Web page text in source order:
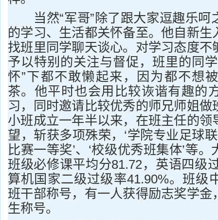
当然“军哥”除了跟大家逗趣乐呵
的学习、生活都关怀备至。他自新生
找班里同学聊天谈心。对学习态度不
予以特别的关注与督促，班里的同
怀”下都不敢懒起来，因为都不想
茶。他平时也会用比较诙谐有趣的
习，同时邀请比较优秀的师兄师姐做
小班成立一年半以来，在班主任的领
望，斩获多项殊荣，‘学院专业足球
比赛一等奖’、‘校级优秀班集体’等
班级必修课平均分81.72，英语四级
算机国家二级过级率41.90%。班级
班干部称号，有一人获得励志奖学金
生称号。